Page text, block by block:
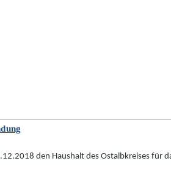
den Haushalt des Ostalbkreises für